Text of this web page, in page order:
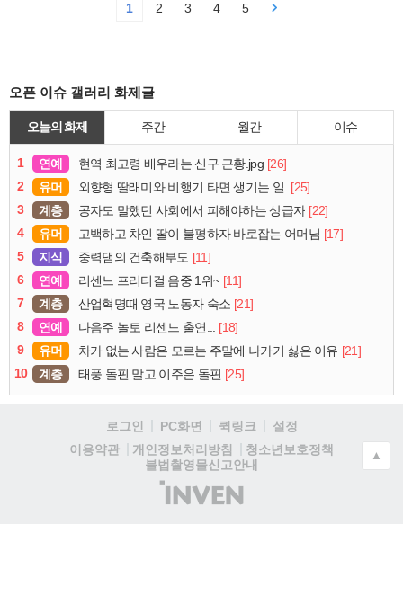
1 2 3 4 5
오픈 이슈 갤러리 화제글
오늘의 화제 주간 월간 이슈
1 연예 현역 최고령 배우라는 신구 근황.jpg [26]
2
유머 외향형 딸래미와 비행기 타면 생기는 일. [25]
3
계층 공자도 말했던 사회에서 피해야하는 상급자 [22]
4
유머 고백하고 차인 딸이 불평하자 바로잡는 어머님 [17]
5
지식 중력댐의 건축해부도 [11]
6
연예 리센느 프리티걸 음중 1위~ [11]
7
계층 산업혁명때 영국 노동자 숙소 [21]
8
연예 다음주 놀토 리센느 출연... [18]
9
유머 차가 없는 사람은 모르는 주말에 나가기 싫은 이유 [21]
10
계층 태풍 돌핀 말고 이주은 돌핀 [25]
로그인 PC화면 퀵링크
설정
이용약관
개인정보처리방침
청소년보호정책
불법촬영물신고안내
(주)
인
▲